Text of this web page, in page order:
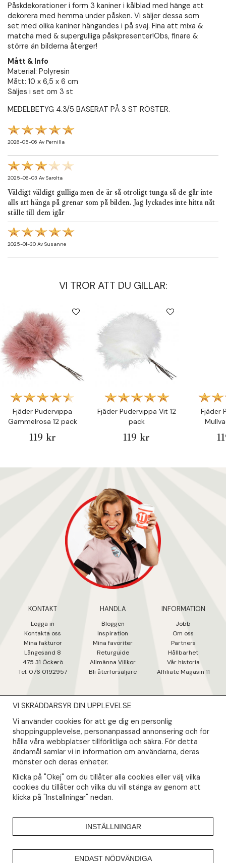
Påskdekorationer i form 3 kaniner i kålblad med hänge att
dekorera med hemma under påsken. Vi säljer dessa som
set med olika kaniner hängandes i på svaj. Fina att mixa &
matcha med & supergulliga påskpresenter!Obs, finare &
större än bilderna återger!
Mått & Info
Material: Polyresin
Mått: 10 x 6,5 x 6 cm
Säljes i set om 3 st
MEDELBETYG 4.3/5 BASERAT PÅ 3 ST RÖSTER.
2026-05-06 Av Pernilla
2025-06-03 Av Sarolta
Väldigt väldigt gulliga men de är så otroligt tunga så de går inte
alls att hänga på grenar som på bilden. Jag lyckades inte hitta nåt
ställe till dem igår
2025-01-30 Av Susanne
VI TROR ATT DU GILLAR:
Fjäder Pudervippa
Gammelrosa 12 pack
119 kr
Fjäder Pudervippa Vit 12
pack
119 kr
Fjäder
KONTAKT
Logga in
Kontakta oss
Mina fakturor
Långesand 8
475 31 Öckerö
Tel. 076 0192957
HANDLA
Bloggen
Inspiration
Mina favoriter
Returguide
Allmänna Villkor
Bli återförsäljare
INFORMATION
Jobb
Om oss
Partners
Hållbarhet
Vår historia
Affiliate Magasin 11
NYHETSBREV
Såklart skall du ta del av våra bästa erbjudanden & nyheter!
Din mail kommer endast användas till våra nyhetsbrev.
VI SKRÄDDARSYR DIN UPPLEVELSE
Vi använder cookies för att ge dig en personlig
shoppingupplevelse, personanpassad annonsering och för
hålla våra webbplatser tillförlitliga och säkra. För detta
ändamål samlar vi in information om användarna, deras
mönster och deras enheter.
Klicka på "Okej" om du tillåter alla cookies eller välj vilka
cookies du tillåter och vilka du vill stänga av genom att
klicka på "Inställningar" nedan.
INSTÄLLNINGAR
ENDAST NÖDVÄNDIGA